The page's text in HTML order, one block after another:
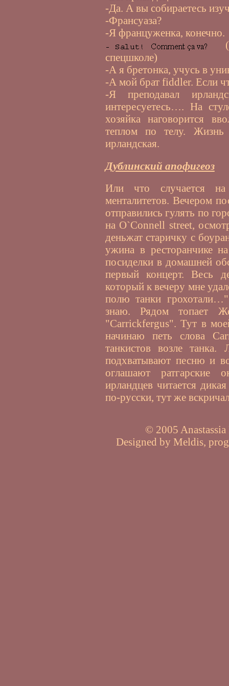
-Да. А вы собираетесь
-Франсуаза?
-Я француженка, конечно.
спецшколе)
-А я бретонка, учусь в
-А мой брат fiddler. Если
-Я преподавал
интересуетесь…. На
хозяйка наговорится
теплом по телу. Жизнь
ирландская.
Дублинский апофигеоз
Или что случается на
менталитетов. Вечером
отправились гулять по
на O`Connell street,
деньжат старичку с
ужина в ресторанчике
посиделки в домашней
первый концерт. Весь
который к вечеру мне
полю танки
знаю. Рядом топает
"Carrickfergus". Тут в
начинаю петь слова
танкистов возле
подхватывают песню и
оглашают ратгарские
ирландцев читается
по-русски, тут же
© 2005
Designed by Meldis,